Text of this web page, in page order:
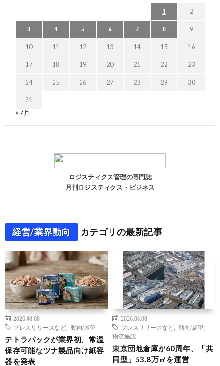
1 2
3 4 5 6 7 8 9
10 11 12 13 14 15 16
17 18 19 20 21 22 23
24 25 26 27 28 29 30
31
« 7月
ロジスティクス管理の専門誌
月刊ロジスティクス・ビジネス
経営/業界動向 カテゴリの最新記事
2026.08.08
プレスリリースなど
動向/展望
テトラパックが業界初、常温
保存可能なツナ製品向け紙容
器を発表
2026.08.08
プレスリリースなど
動向/展望
物流施設
東京団地倉庫が60周年、「共
同型」53.8万㎡を運営